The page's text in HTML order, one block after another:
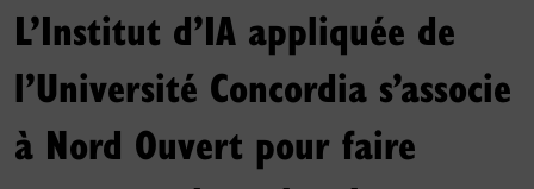
L’Institut d’IA appliquée de
l’Université Concordia s’associe
à Nord Ouvert pour faire